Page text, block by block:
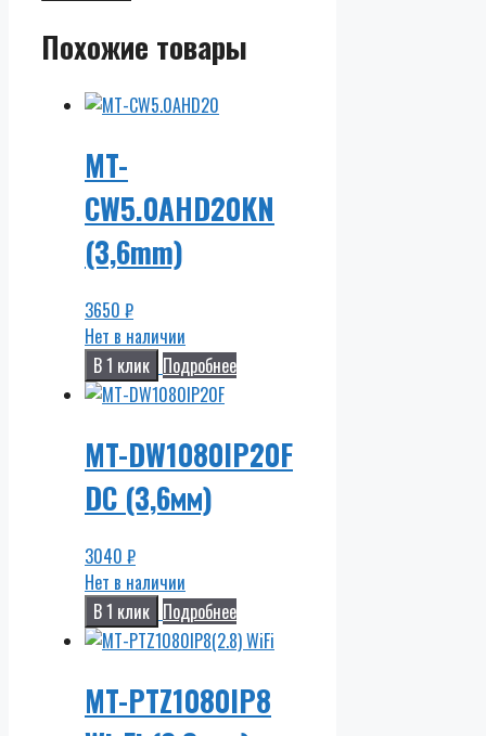
Похожие товары
MT-
CW5.0AHD20KN
(3,6mm)
3650 ₽
Нет в наличии
В 1 клик Подробнее
MT-DW1080IP20F
DC (3,6мм)
3040 ₽
Нет в наличии
В 1 клик Подробнее
MT-PTZ1080IP8